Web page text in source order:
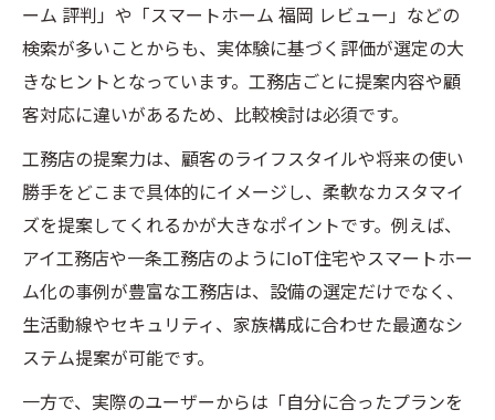
ーム 評判」や「スマートホーム 福岡 レビュー」などの
検索が多いことからも、実体験に基づく評価が選定の大
きなヒントとなっています。工務店ごとに提案内容や顧
客対応に違いがあるため、比較検討は必須です。
工務店の提案力は、顧客のライフスタイルや将来の使い
勝手をどこまで具体的にイメージし、柔軟なカスタマイ
ズを提案してくれるかが大きなポイントです。例えば、
アイ工務店や一条工務店のようにIoT住宅やスマートホー
ム化の事例が豊富な工務店は、設備の選定だけでなく、
生活動線やセキュリティ、家族構成に合わせた最適なシ
ステム提案が可能です。
一方で、実際のユーザーからは「自分に合ったプランを